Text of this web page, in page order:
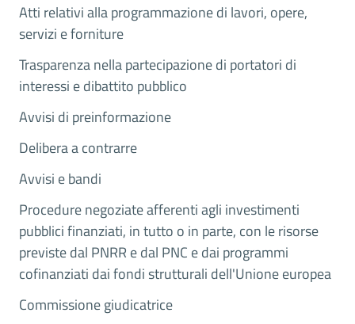
Atti relativi alla programmazione di lavori, opere,
servizi e forniture
Trasparenza nella partecipazione di portatori di
interessi e dibattito pubblico
Avvisi di preinformazione
Delibera a contrarre
Avvisi e bandi
Procedure negoziate afferenti agli investimenti
pubblici finanziati, in tutto o in parte, con le risorse
previste dal PNRR e dal PNC e dai programmi
cofinanziati dai fondi strutturali dell'Unione europea
Commissione giudicatrice